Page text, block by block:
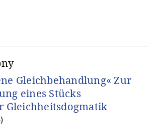
Gleichbehandlung« Zur
eines Stücks
Gleichheitsdogmatik